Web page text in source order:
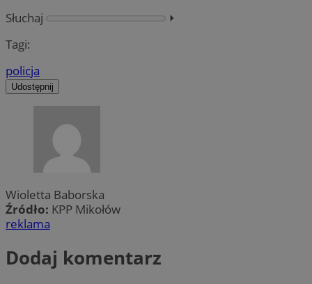
Słuchaj
⏵︎
Tagi:
policja
Udostępnij
Wioletta Baborska
Źródło: KPP Mikołów
reklama
Dodaj komentarz